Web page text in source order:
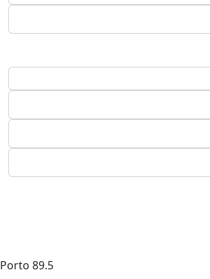
Porto 89.5